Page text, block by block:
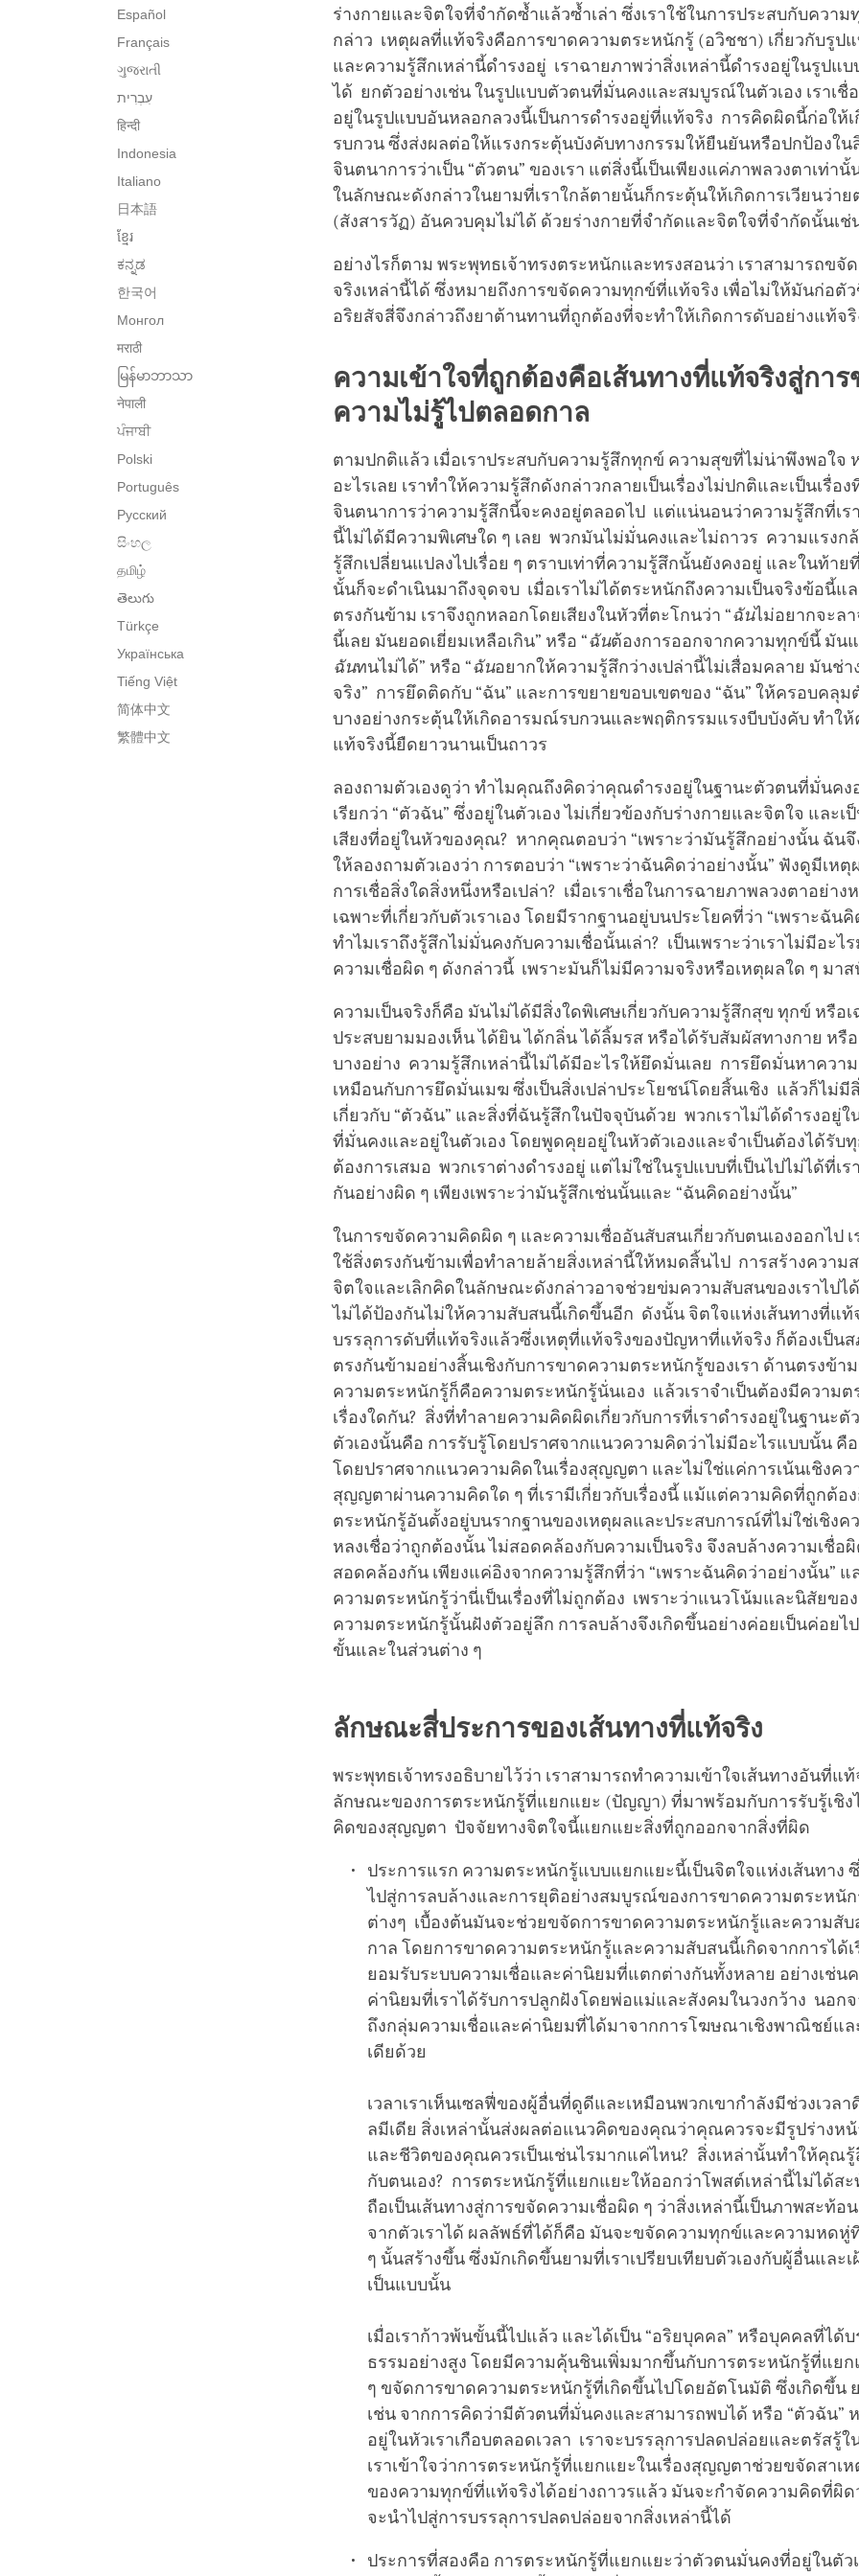
Español
Français
ગુજરાતી
हिन्दी
Indonesia
Italiano
日本語
ខ្មែរ
ಕನ್ನಡ
한국어
Монгол
मराठी
မြန်မာဘာသာ
नेपाली
ਪੰਜਾਬੀ
Polski
Português
Русский
සිංහල
தமிழ்
తెలుగు
Türkçe
Українська
Tiếng Việt
简体中文
繁體中文
ร่างกายและจิตใจที่จำกัดซ้ำแล้วซ้ำเล่า ซึ่งเราใช้ในการประสบกับควา
กล่าว เหตุผลที่แท้จริงคือการขาดความตระหนักรู้ (อวิชชา) เกี่ยวกับรูปแ
และความรู้สึกเหล่านี้ดำรงอยู่ เราฉายภาพว่าสิ่งเหล่านี้ดำรงอยู่ในรูปแบ
ได้ ยกตัวอย่างเช่น ในรูปแบบตัวตนที่มั่นคงและสมบูรณ์ในตัวเอง เราเชื่
อยู่ในรูปแบบอันหลอกลวงนี้เป็นการดำรงอยู่ที่แท้จริง การคิดผิดนี้ก่อให้
รบกวน ซึ่งส่งผลต่อให้แรงกระตุ้นบังคับทางกรรมให้ยืนยันหรือปกป้องใน
จินตนาการว่าเป็น “ตัวตน” ของเรา แต่สิ่งนี้เป็นเพียงแค่ภาพลวงตาเท่า
ในลักษณะดังกล่าวในยามที่เราใกล้ตายนั้นก็กระตุ้นให้เกิดการเวียนว่าย
(สังสารวัฏ) อันควบคุมไม่ได้ ด้วยร่างกายที่จำกัดและจิตใจที่จำกัดนั้นเช่
อย่างไรก็ตาม พระพุทธเจ้าทรงตระหนักและทรงสอนว่า เราสามารถขจั
จริงเหล่านี้ได้ ซึ่งหมายถึงการขจัดความทุกข์ที่แท้จริง เพื่อไม่ให้มันก่อตั
อริยสัจสี่จึงกล่าวถึงยาต้านทานที่ถูกต้องที่จะทำให้เกิดการดับอย่างแท้จริ
ความเข้าใจที่ถูกต้องคือเส้นทางที่แท้จริงสู่กา
ความไม่รู้ไปตลอดกาล
ตามปกติแล้ว เมื่อเราประสบกับความรู้สึกทุกข์ ความสุขที่ไม่น่าพึงพอใจ
อะไรเลย เราทำให้ความรู้สึกดังกล่าวกลายเป็นเรื่องไม่ปกติและเป็นเรื่อ
จินตนาการว่าความรู้สึกนี้จะคงอยู่ตลอดไป แต่แน่นอนว่าความรู้สึกที่เร
นี้ไม่ได้มีความพิเศษใด ๆ เลย พวกมันไม่มั่นคงและไม่ถาวร ความแรงก
รู้สึกเปลี่ยนแปลงไปเรื่อย ๆ ตราบเท่าที่ความรู้สึกนั้นยังคงอยู่ และในท้า
นั้นก็จะดำเนินมาถึงจุดจบ เมื่อเราไม่ได้ตระหนักถึงความเป็นจริงข้อนี้แ
ตรงกันข้าม เราจึงถูกหลอกโดยเสียงในหัวที่ตะโกนว่า “ฉันไม่อยากจะล
นี้เลย มันยอดเยี่ยมเหลือเกิน” หรือ “ฉันต้องการออกจากความทุกข์นี้ มันแ
ฉันทนไม่ได้” หรือ “ฉันอยากให้ความรู้สึกว่างเปล่านี้ไม่เสื่อมคลาย มันช่า
จริง” การยึดติดกับ “ฉัน” และการขยายขอบเขตของ “ฉัน” ให้ครอบคลุ
บางอย่างกระตุ้นให้เกิดอารมณ์รบกวนและพฤติกรรมแรงบีบบังคับ ทำใ
แท้จริงนี้ยืดยาวนานเป็นถาวร
ลองถามตัวเองดูว่า ทำไมคุณถึงคิดว่าคุณดำรงอยู่ในฐานะตัวตนที่มั่นคง
เรียกว่า “ตัวฉัน” ซึ่งอยู่ในตัวเอง ไม่เกี่ยวข้องกับร่างกายและจิตใจ และเ
เสียงที่อยู่ในหัวของคุณ? หากคุณตอบว่า “เพราะว่ามันรู้สึกอย่างนั้น ฉันจึ
ให้ลองถามตัวเองว่า การตอบว่า “เพราะว่าฉันคิดว่าอย่างนั้น” ฟังดูมีเห
การเชื่อสิ่งใดสิ่งหนึ่งหรือเปล่า? เมื่อเราเชื่อในการฉายภาพลวงตาอย่าง
เฉพาะที่เกี่ยวกับตัวเราเอง โดยมีรากฐานอยู่บนประโยคที่ว่า “เพราะฉัน
ทำไมเราถึงรู้สึกไม่มั่นคงกับความเชื่อนั้นเล่า? เป็นเพราะว่าเราไม่มีอะไ
ความเชื่อผิด ๆ ดังกล่าวนี้ เพราะมันก็ไม่มีความจริงหรือเหตุผลใด ๆ มา
ความเป็นจริงก็คือ มันไม่ได้มีสิ่งใดพิเศษเกี่ยวกับความรู้สึกสุข ทุกข์ หรือเ
ประสบยามมองเห็น ได้ยิน ได้กลิ่น ได้ลิ้มรส หรือได้รับสัมผัสทางกาย หรื
บางอย่าง ความรู้สึกเหล่านี้ไม่ได้มีอะไรให้ยึดมั่นเลย การยึดมั่นหาควา
เหมือนกับการยึดมั่นเมฆ ซึ่งเป็นสิ่งเปล่าประโยชน์โดยสิ้นเชิง แล้วก็ไม่มี
เกี่ยวกับ “ตัวฉัน” และสิ่งที่ฉันรู้สึกในปัจจุบันด้วย พวกเราไม่ได้ดำรงอยู่
ที่มั่นคงและอยู่ในตัวเอง โดยพูดคุยอยู่ในหัวตัวเองและจำเป็นต้องได้รับ
ต้องการเสมอ พวกเราต่างดำรงอยู่ แต่ไม่ใช่ในรูปแบบที่เป็นไปไม่ได้ที่เร
กันอย่างผิด ๆ เพียงเพราะว่ามันรู้สึกเช่นนั้นและ “ฉันคิดอย่างนั้น”
ในการขจัดความคิดผิด ๆ และความเชื่ออันสับสนเกี่ยวกับตนเองออกไป เ
ใช้สิ่งตรงกันข้ามเพื่อทำลายล้ายสิ่งเหล่านี้ให้หมดสิ้นไป การสร้างความ
จิตใจและเลิกคิดในลักษณะดังกล่าวอาจช่วยข่มความสับสนของเราไปไ
ไม่ได้ป้องกันไม่ให้ความสับสนนี้เกิดขึ้นอีก ดังนั้น จิตใจแห่งเส้นทางที่แท้
บรรลุการดับที่แท้จริงแล้วซึ่งเหตุที่แท้จริงของปัญหาที่แท้จริง ก็ต้องเป็น
ตรงกันข้ามอย่างสิ้นเชิงกับการขาดความตระหนักรู้ของเรา ด้านตรงข้า
ความตระหนักรู้ก็คือความตระหนักรู้นั่นเอง แล้วเราจำเป็นต้องมีความต
เรื่องใดกัน? สิ่งที่ทำลายความคิดผิดเกี่ยวกับการที่เราดำรงอยู่ในฐานะ
ตัวเองนั้นคือ การรับรู้โดยปราศจากแนวความคิดว่าไม่มีอะไรแบบนั้น คือ
โดยปราศจากแนวความคิดในเรื่องสุญญตา และไม่ใช่แค่การเน้นเชิงคว
สุญญตาผ่านความคิดใด ๆ ที่เรามีเกี่ยวกับเรื่องนี้ แม้แต่ความคิดที่ถูกต้อ
ตระหนักรู้อันตั้งอยู่บนรากฐานของเหตุผลและประสบการณ์ที่ไม่ใช่เชิงค
หลงเชื่อว่าถูกต้องนั้น ไม่สอดคล้องกับความเป็นจริง จึงลบล้างความเชื่อ
สอดคล้องกัน เพียงแค่อิงจากความรู้สึกที่ว่า “เพราะฉันคิดว่าอย่างนั้น” แ
ความตระหนักรู้ว่านี่เป็นเรื่องที่ไม่ถูกต้อง เพราะว่าแนวโน้มและนิสัยขอ
ความตระหนักรู้นั้นฝังตัวอยู่ลึก การลบล้างจึงเกิดขึ้นอย่างค่อยเป็นค่อยไ
ขั้นและในส่วนต่าง ๆ
ลักษณะสี่ประการของเส้นทางที่แท้จริง
พระพุทธเจ้าทรงอธิบายไว้ว่า เราสามารถทำความเข้าใจเส้นทางอันที่แ
ลักษณะของการตระหนักรู้ที่แยกแยะ (ปัญญา) ที่มาพร้อมกับการรับรู้เชิง
คิดของสุญญตา ปัจจัยทางจิตใจนี้แยกแยะสิ่งที่ถูกออกจากสิ่งที่ผิด
ประการแรก ความตระหนักรู้แบบแยกแยะนี้เป็นจิตใจแห่งเส้นทาง
ไปสู่การลบล้างและการยุติอย่างสมบูรณ์ของการขาดความตระหนั
ต่างๆ เบื้องต้นมันจะช่วยขจัดการขาดความตระหนักรู้และความสั
กาล โดยการขาดความตระหนักรู้และความสับสนนี้เกิดจากการได้
ยอมรับระบบความเชื่อและค่านิยมที่แตกต่างกันทั้งหลาย อย่างเช่น
ค่านิยมที่เราได้รับการปลูกฝังโดยพ่อแม่และสังคมในวงกว้าง นอก
ถึงกลุ่มความเชื่อและค่านิยมที่ได้มาจากการโฆษณาเชิงพาณิชย์แล
เดียด้วย
เวลาเราเห็นเซลฟี่ของผู้อื่นที่ดูดีและเหมือนพวกเขากำลังมีช่วงเวลา
ลมีเดีย สิ่งเหล่านั้นส่งผลต่อแนวคิดของคุณว่าคุณควรจะมีรูปร่างหน้
และชีวิตของคุณควรเป็นเช่นไรมากแค่ไหน? สิ่งเหล่านั้นทำให้คุณ
กับตนเอง? การตระหนักรู้ที่แยกแยะให้ออกว่าโพสต์เหล่านี้ไม่ได้ส
ถือเป็นเส้นทางสู่การขจัดความเชื่อผิด ๆ ว่าสิ่งเหล่านี้เป็นภาพสะท้อ
จากตัวเราได้ ผลลัพธ์ที่ได้ก็คือ มันจะขจัดความทุกข์และความหดหู่
ๆ นั้นสร้างขึ้น ซึ่งมักเกิดขึ้นยามที่เราเปรียบเทียบตัวเองกับผู้อื่นและ
เป็นแบบนั้น
เมื่อเราก้าวพ้นขั้นนี้ไปแล้ว และได้เป็น “อริยบุคคล” หรือบุคคลที่ได้
ธรรมอย่างสูง โดยมีความคุ้นชินเพิ่มมากขึ้นกับการตระหนักรู้ที่แย
ๆ ขจัดการขาดความตระหนักรู้ที่เกิดขึ้นไปโดยอัตโนมัติ ซึ่งเกิดขึ้น
เช่น จากการคิดว่ามีตัวตนที่มั่นคงและสามารถพบได้ หรือ “ตัวฉัน”
อยู่ในหัวเราเกือบตลอดเวลา เราจะบรรลุการปลดปล่อยและตรัสรู้
เราเข้าใจว่าการตระหนักรู้ที่แยกแยะในเรื่องสุญญตาช่วยขจัดสาเ
ของความทุกข์ที่แท้จริงได้อย่างถาวรแล้ว มันจะกำจัดความคิดที่ผิด
จะนำไปสู่การบรรลุการปลดปล่อยจากสิ่งเหล่านี้ได้
ประการที่สองคือ การตระหนักรู้ที่แยกแยะว่าตัวตนมั่นคงที่อยู่ในตัวเ